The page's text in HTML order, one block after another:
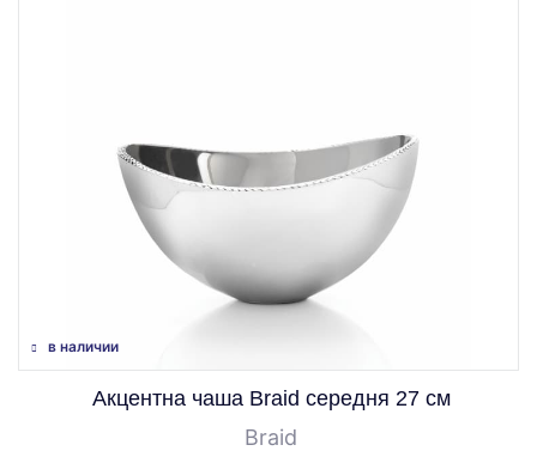
в наличии
Акцентна чаша Braid середня 27 см
Braid